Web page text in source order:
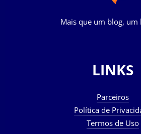
Mais que um blog, um
LINKS
Parceiros
Política de
Termos de Uso